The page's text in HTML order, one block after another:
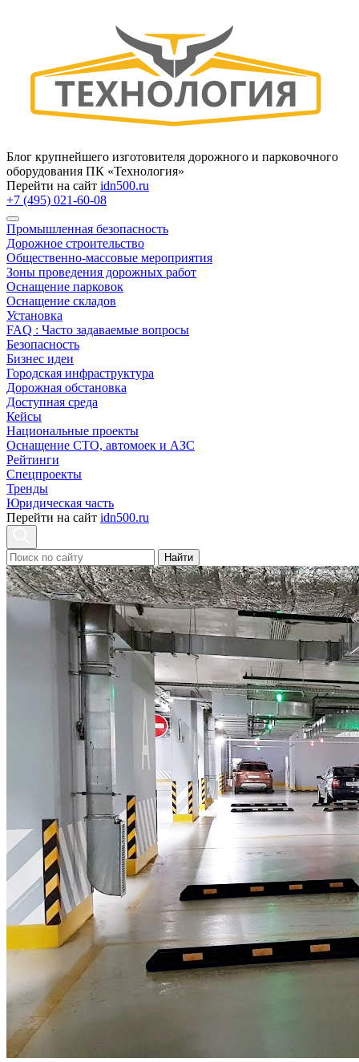
Блог крупнейшего изготовителя дорожного и парковочного
оборудования ПК «Технология»
Перейти на сайт idn500.ru
+7 (495) 021-60-08
Промышленная безопасность
Дорожное строительство
Общественно‑массовые мероприятия
Зоны проведения дорожных работ
Оснащение парковок
Оснащение складов
Установка
FAQ : Часто задаваемые вопросы
Безопасность
Бизнес идеи
Городская инфраструктура
Дорожная обстановка
Доступная среда
Кейсы
Национальные проекты
Оснащение СТО, автомоек и АЗС
Рейтинги
Спецпроекты
Тренды
Юридическая часть
Перейти на сайт idn500.ru
Найти